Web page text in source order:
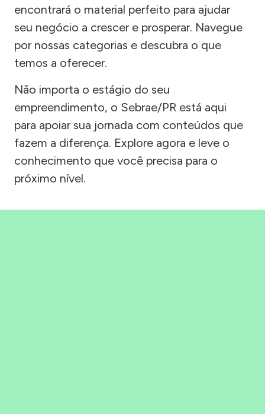
encontrará o material perfeito para ajudar
seu negócio a crescer e prosperar. Navegue
por nossas categorias e descubra o que
temos a oferecer.
Não importa o estágio do seu
empreendimento, o Sebrae/PR está aqui
para apoiar sua jornada com conteúdos que
fazem a diferença. Explore agora e leve o
conhecimento que você precisa para o
próximo nível.